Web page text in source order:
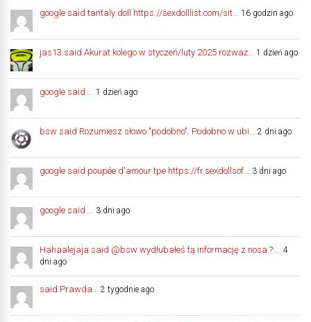
google said tantaly doll https://sexdolllist.com/sit... 16 godzin ago
jas13 said Akurat kolego w styczeń/luty 2025 rozważ... 1 dzień ago
google said ... 1 dzień ago
bsw said Rozumiesz słowo "podobno". Podobno w ubi... 2 dni ago
google said poupée d'amour tpe https://fr.sexdollsof... 3 dni ago
google said ... 3 dni ago
Hahaalejaja said @bsw wydłubałeś tą informację z nosa ? ...
4
dni ago
said Prawda... 2 tygodnie ago